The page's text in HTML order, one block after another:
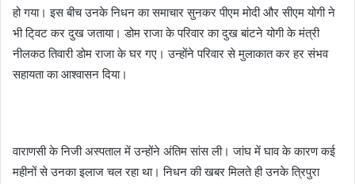
हो गया। इस बीच उनके निधन का समाचार सुनकर पीएम मोदी और सीएम योगी ने
भी टि्वट कर दुख जताया। डोम राजा के परिवार का दुख बांटने योगी के मंत्री
नीलकठ तिवारी डोम राजा के घर गए। उन्होंने परिवार से मुलाकात कर हर संभव
सहायता का आश्वासन दिया।
वाराणसी के निजी अस्पताल में उन्होंने अंतिम सांस ली। जांघ में घाव के कारण कई
महीनों से उनका इलाज चल रहा था। निधन की खबर मिलते ही उनके त्रिपुरा